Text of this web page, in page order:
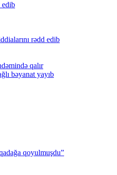
edib
rədd edib
qalır
bəyanat yayıb
qoyulmuşdu”